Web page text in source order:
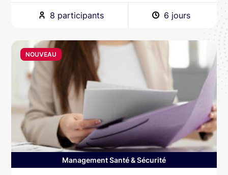
8 participants 6 jours
NOUVEAU
Management Santé & Sécurité